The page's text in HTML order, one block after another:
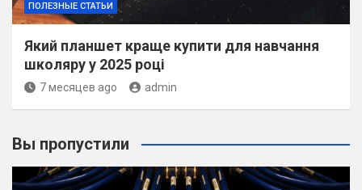
ПОЛЕЗНЫЕ СТАТЬИ
Який планшет краще купити для навчання
школяру у 2025 році
7 месяцев ago admin
Вы пропустили